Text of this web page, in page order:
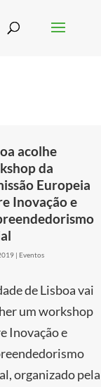
acolhe
da
Europeia
Inovação e
| Eventos
de Lisboa vai
um workshop
Inovação e
organizado pela